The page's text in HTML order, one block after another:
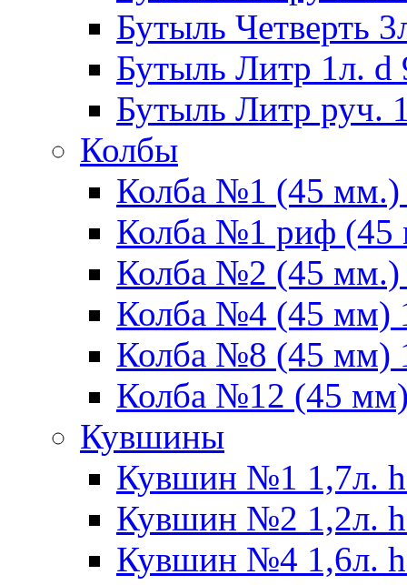
Бутыль Четверть
Бутыль Литр 1л.
Бутыль Литр руч.
Колбы
Колба №1 (45 мм.)
Колба №1 риф (45
Колба №2 (45 мм.)
Колба №4 (45 мм)
Колба №8 (45 мм)
Колба №12 (45
Кувшины
Кувшин №1 1,7л.
Кувшин №2 1,2л.
Кувшин №4 1,6л.